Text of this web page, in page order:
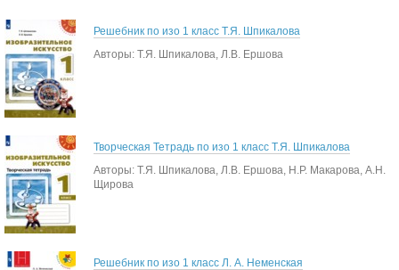
Решебник по изо 1 класс Т.Я. Шпикалова
Авторы: Т.Я. Шпикалова, Л.В. Ершова
Творческая Тетрадь по изо 1 класс Т.Я. Шпикалова
Авторы: Т.Я. Шпикалова, Л.В. Ершова, Н.Р. Макарова, А.Н.
Щирова
Решебник по изо 1 класс Л. А. Неменская